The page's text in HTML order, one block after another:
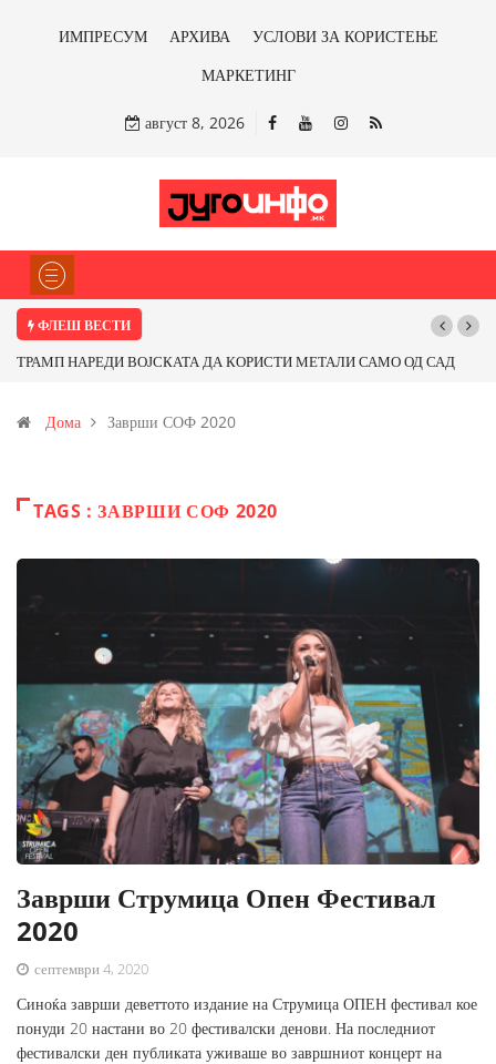
ИМПРЕСУМ АРХИВА
УСЛОВИ ЗА КОРИСТЕЊЕ
МАРКЕТИНГ
август 8, 2026
ФЛЕШ ВЕСТИ
ТРАМП НАРЕДИ ВОЈСКАТА ДА КОРИСТИ МЕТАЛИ САМО ОД САД
Иловица и со антимонот?
Дома Заврши СОФ 2020
TAGS : ЗАВРШИ СОФ 2020
Заврши Струмица Опен Фестивал
2020
септември 4, 2020
Синоќа заврши деветтото издание на Струмица ОПЕН фестивал кое
понуди 20 настани во 20 фестивалски денови. На последниот
фестивалски ден публиката уживаше во завршниот концерт на